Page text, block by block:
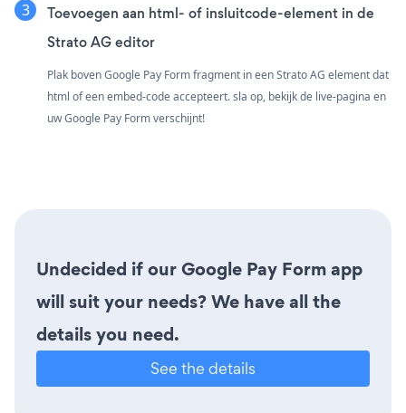
Toevoegen aan html- of insluitcode-element in de
Strato AG editor
Plak boven Google Pay Form fragment in een Strato AG element dat
html of een embed-code accepteert. sla op, bekijk de live-pagina en
uw Google Pay Form verschijnt!
Undecided if our Google Pay Form app
will suit your needs? We have all the
details you need.
See the details